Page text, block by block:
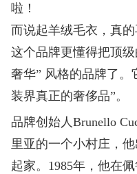
啦！
而说起羊绒毛衣，真
这个品牌更懂得把顶
奢华” 风格的品牌了。
装界真正的奢侈品”。
品牌创始人Brunello
里亚的一个小村庄，
起家。1985年，他在